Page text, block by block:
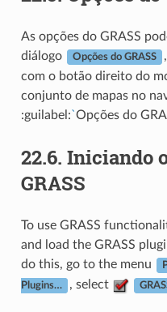
As opções do GRASS
diálogo
Opções do GRASS
com o botão direito do
conjunto de mapas no
:guilabel:`Opções do
22.6. Iniciando
GRASS
To use GRASS
and load the GRASS
do this, go to the menu
Plugins… , select